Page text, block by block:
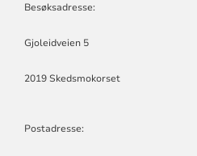
Besøksadresse:
Gjoleidveien 5
2019 Skedsmokorset
Postadresse: